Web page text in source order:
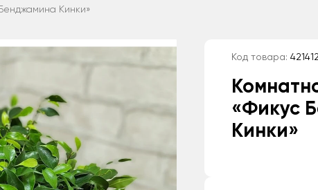
Кинки»
Код товара:
«Фикус
Кинки»